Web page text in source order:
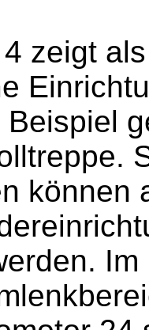
zeigt
Beispiel
können